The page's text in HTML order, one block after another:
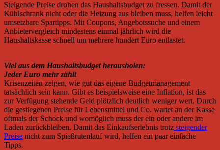
Steigende Preise drohen das Haushaltsbudget zu fressen. Damit der
Kühlschrank nicht oder die Heizung aus bleiben muss, helfen leicht
umsetzbare Spartipps. Mit Coupons, Angebotssuche und einem
Anbietervergleich mindestens einmal jährlich wird die
Haushaltskasse schnell um mehrere hundert Euro entlastet.
Viel aus dem Haushaltsbudget herausholen:
Jeder Euro mehr zählt
Krisenzeiten zeigen, wie gut das eigene Budgetmanagement
tatsächlich sein kann. Gibt es beispielsweise eine Inflation, ist das
zur Verfügung stehende Geld plötzlich deutlich weniger wert. Durch
die gestiegenen Preise für Lebensmittel und Co. wartet an der Kasse
oftmals der Schock und womöglich muss der ein oder andere im
Laden zurückbleiben. Damit das Einkaufserlebnis trotz steigender
Preise nicht zum Spießrutenlauf wird, helfen ein paar einfache
Tipps.